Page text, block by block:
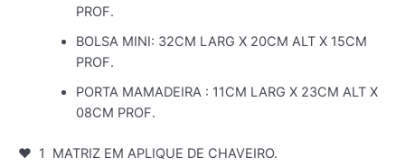
PROF.
BOLSA MINI: 32CM LARG X 20CM ALT X 15CM
PROF.
PORTA MAMADEIRA : 11CM LARG X 23CM ALT X
08CM PROF.
♥ 1 MATRIZ EM APLIQUE DE CHAVEIRO.